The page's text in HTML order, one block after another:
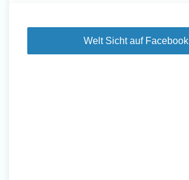
Welt Sicht auf Facebook